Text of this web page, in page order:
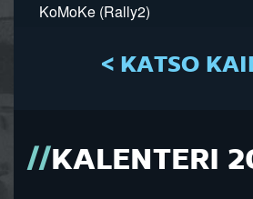
KoMoKe (Rally2)
< KATSO
KALENTERI